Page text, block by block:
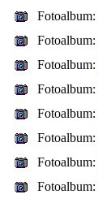
Fotoalbum:
Fotoalbum:
Fotoalbum:
Fotoalbum:
Fotoalbum:
Fotoalbum:
Fotoalbum:
Fotoalbum: